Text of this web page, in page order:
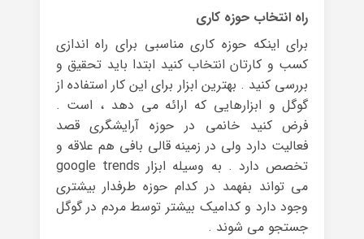
راه انتخاب حوزه کاری
برای اینکه حوزه کاری مناسبی برای راه اندازی
کسب و کارتان انتخاب کنید ابتدا باید تحقیق و
بررسی کنید . بهترین ابزار برای این کار استفاده از
گوگل و ابزارهایی که ارائه می دهد ، است .
فرض کنید خانمی در حوزه آرایشگری قصد
فعالیت دارد ولی در زمینه قالی بافی هم علاقه و
تخصص دارد . به وسیله ابزار google trends
می تواند بفهمد در کدام حوزه طرفدار بیشتری
وجود دارد و کدامیک بیشتر توسط مردم در گوگل
جستجو می شوند .